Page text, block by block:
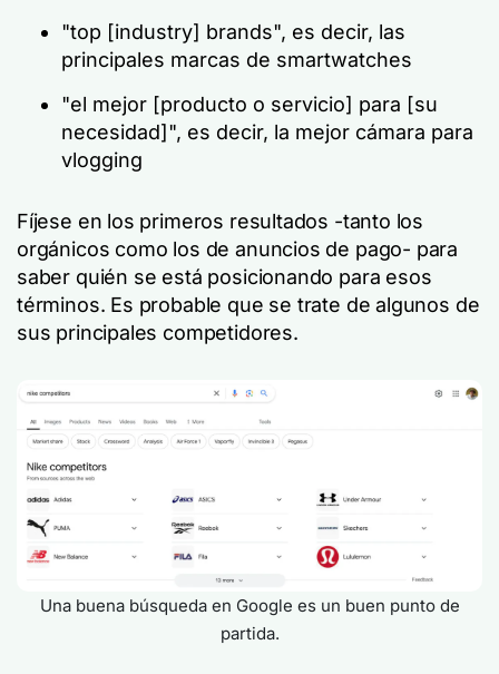
"top [industry] brands", es decir, las
principales marcas de smartwatches
"el mejor [producto o servicio] para [su
necesidad]", es decir, la mejor cámara para
vlogging
Fíjese en los primeros resultados -tanto los
orgánicos como los de anuncios de pago- para
saber quién se está posicionando para esos
términos. Es probable que se trate de algunos de
sus principales competidores.
Una buena búsqueda en Google es un buen punto de
partida.